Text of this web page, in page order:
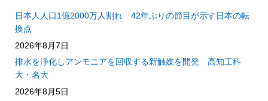
日本人人口1億2000万人割れ 42年ぶりの節目が示す日本の転
換点
2026年8月7日
排水を浄化しアンモニアを回収する新触媒を開発 高知工科
大・名大
2026年8月5日